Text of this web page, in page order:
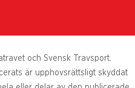
och Svensk Travsport.
är upphovsrättsligt skyddat